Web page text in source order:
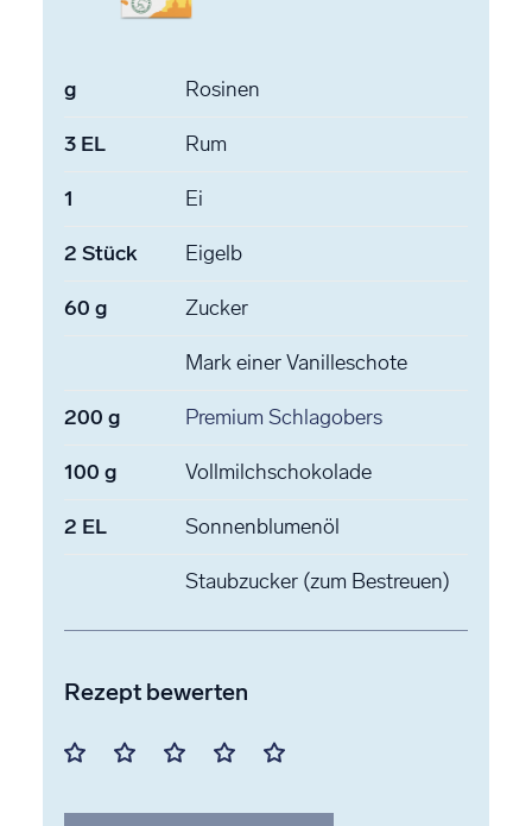
g Rosinen
3 EL Rum
1 Ei
2 Stück Eigelb
60 g Zucker
Mark einer Vanilleschote
200 g Premium Schlagobers
100 g Vollmilchschokolade
2 EL Sonnenblumenöl
Staubzucker (zum Bestreuen)
Rezept bewerten
Mit Mit Mit Mit Mit